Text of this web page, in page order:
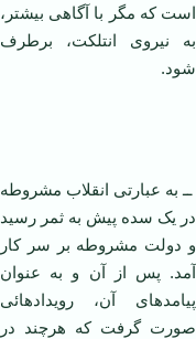
است که مگر با آگاهی بیشتر،
به نیروی انتلکت، برطرف
شود.
ــ به عبارتی انقلاب مشروطه
در یک سده پیش به ثمر رسید
و دولت مشروطه بر سر کار
آمد. پس از آن و به عنوان
پیامدهای آن، رویدادهائی
صورت گرفت که هرچند در